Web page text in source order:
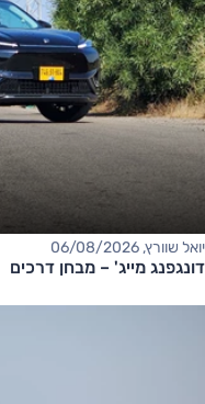
יואל שוורץ, 06/08/2026
דונגפנג מייג' – מבחן דרכים